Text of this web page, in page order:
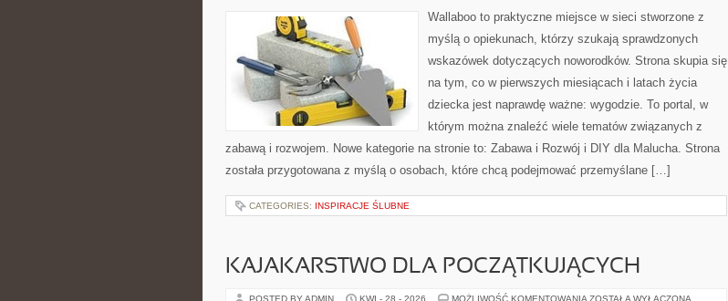
Wallaboo to praktyczne miejsce w sieci stworzone z
myślą o opiekunach, którzy szukają sprawdzonych
wskazówek dotyczących noworodków. Strona skupia się
na tym, co w pierwszych miesiącach i latach życia
dziecka jest naprawdę ważne: wygodzie. To portal, w
którym można znaleźć wiele tematów związanych z
zabawą i rozwojem. Nowe kategorie na stronie to: Zabawa i Rozwój i DIY dla Malucha. Strona
została przygotowana z myślą o osobach, które chcą podejmować przemyślane […]
CATEGORIES: INSPIRACJE ŚLUBNE
KAJAKARSTWO DLA POCZĄTKUJĄCYCH
POSTED BY ADMIN KWI - 28 - 2026 MOŻLIWOŚĆ KOMENTOWANIA KAJAKARSTWO
ZOSTAŁA WYŁĄCZONA